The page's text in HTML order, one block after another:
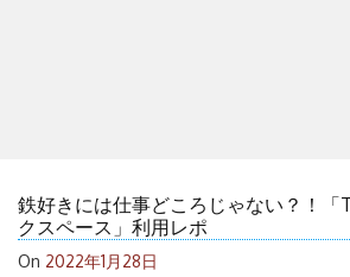
鉄好きには仕事どころじゃない？！「
クスペース」利用レポ
On 2022年1月28日